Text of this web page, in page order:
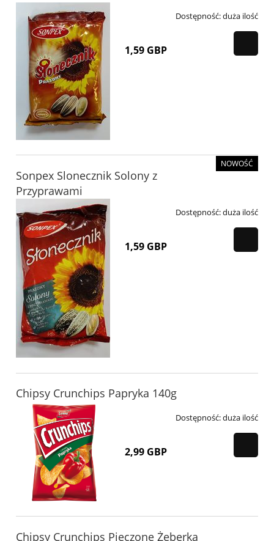
Dostępność:duża ilość
1,59 GBP
Sonpex Slonecznik Solony z
Przyprawami
Dostępność:duża ilość
1,59 GBP
NOWOŚĆ
Chipsy Crunchips Papryka 140g
Dostępność:duża ilość
2,99 GBP
Chipsy Crunchips Pieczone Żeberka